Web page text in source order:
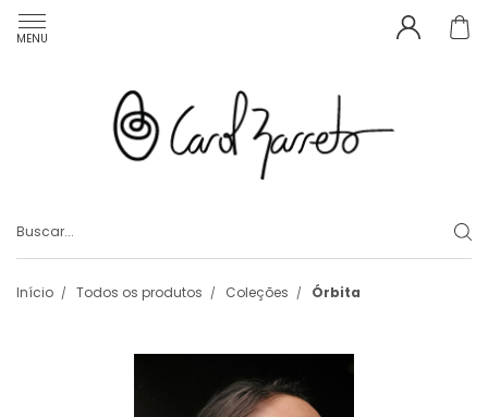
MENU
Início Todos os produtos Coleções Órbita